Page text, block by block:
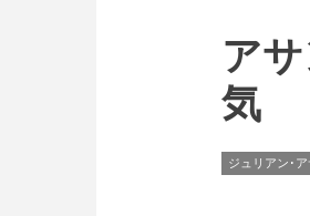
ア
気
ジュリアン･